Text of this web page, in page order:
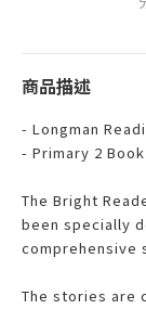
商品描述
- Longman
- Primary 2
The Bright
been specially
comprehensive
The stories are